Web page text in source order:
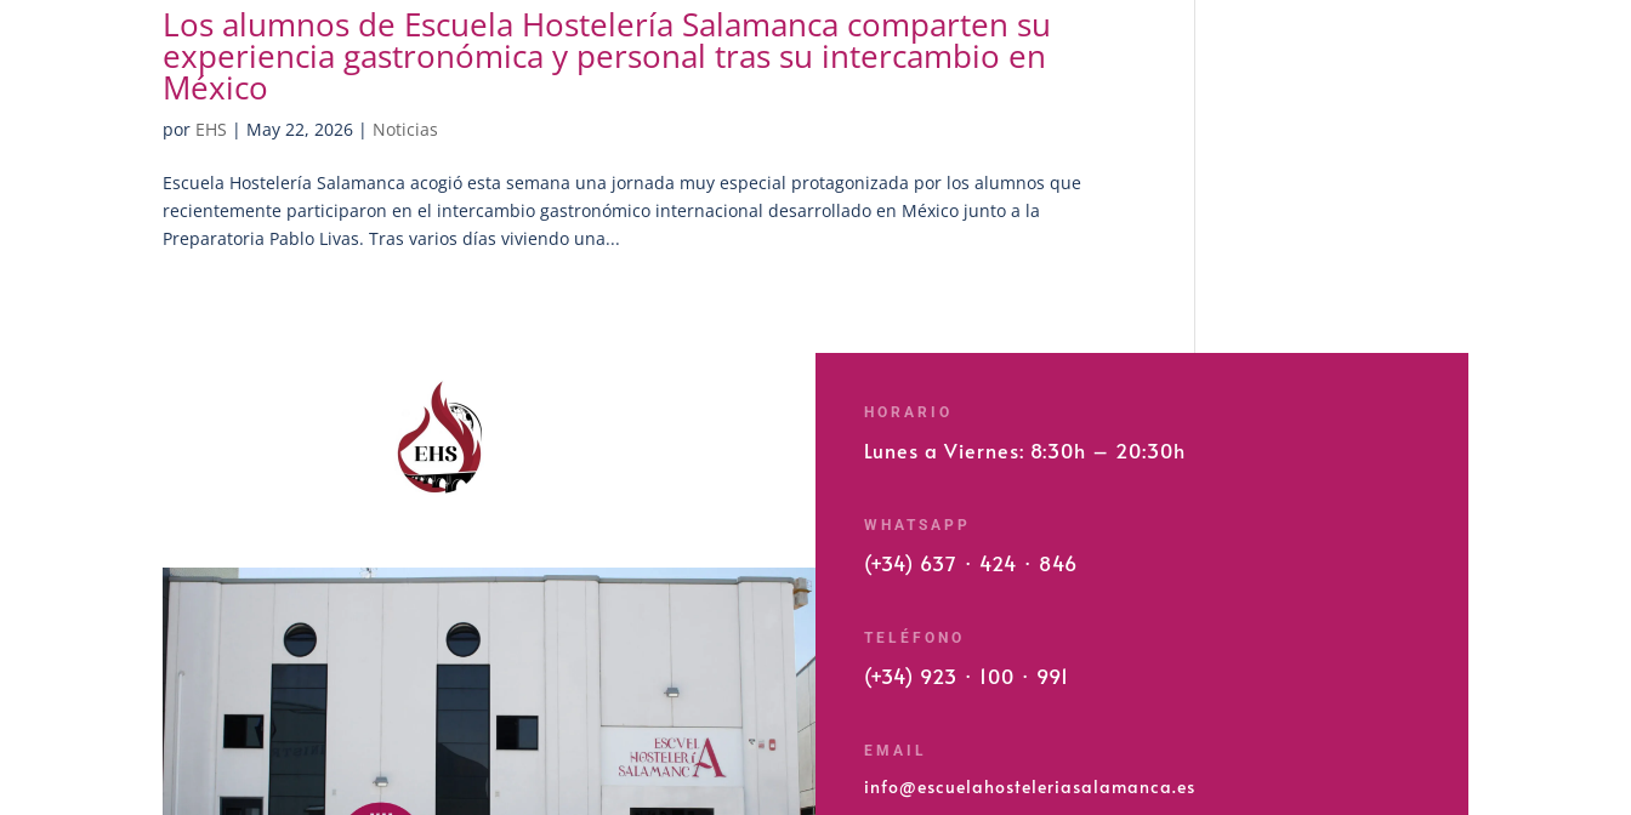
Los alumnos de Escuela Hostelería Salamanca comparten su
experiencia gastronómica y personal tras su intercambio en
México
por EHS | May 22, 2026 | Noticias
Escuela Hostelería Salamanca acogió esta semana una jornada muy especial protagonizada por los alumnos que
recientemente participaron en el intercambio gastronómico internacional desarrollado en México junto a la
Preparatoria Pablo Livas. Tras varios días viviendo una...
HORARIO
Lunes a Viernes: 8:30h – 20:30h
WHATSAPP
(+34) 637 · 424 · 846
TELÉFONO
(+34) 923 · 100 · 991
EMAIL
info@escuelahosteleriasalamanca.es